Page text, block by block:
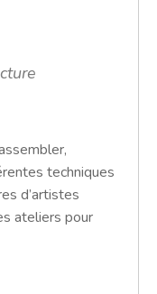
techniques
d’artistes
ateliers pour